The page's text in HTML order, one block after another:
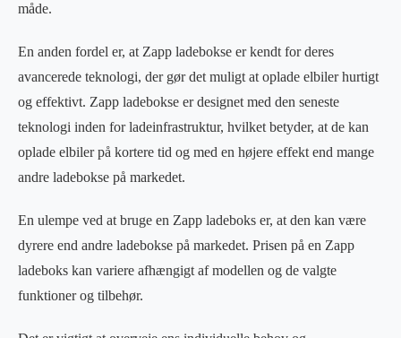
måde.
En anden fordel er, at Zapp ladebokse er kendt for deres
avancerede teknologi, der gør det muligt at oplade elbiler hurtigt
og effektivt. Zapp ladebokse er designet med den seneste
teknologi inden for ladeinfrastruktur, hvilket betyder, at de kan
oplade elbiler på kortere tid og med en højere effekt end mange
andre ladebokse på markedet.
En ulempe ved at bruge en Zapp ladeboks er, at den kan være
dyrere end andre ladebokse på markedet. Prisen på en Zapp
ladeboks kan variere afhængigt af modellen og de valgte
funktioner og tilbehør.